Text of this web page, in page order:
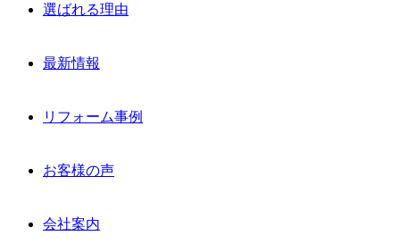
選ばれる理由
最新情報
リフォーム事例
お客様の声
会社案内